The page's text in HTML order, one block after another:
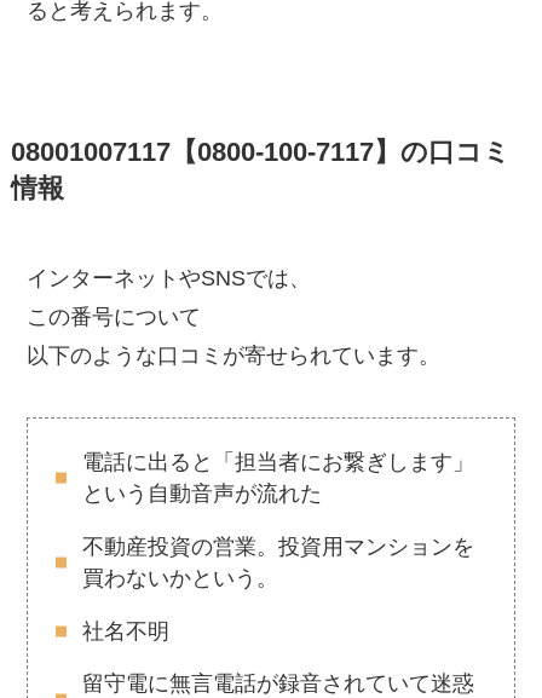
ると考えられます。
08001007117【0800-100-7117】の口コミ
情報
インターネットやSNSでは、
この番号について
以下のような口コミが寄せられています。
電話に出ると「担当者にお繋ぎします」
という自動音声が流れた
不動産投資の営業。投資用マンションを
買わないかという。
社名不明
留守電に無言電話が録音されていて迷惑